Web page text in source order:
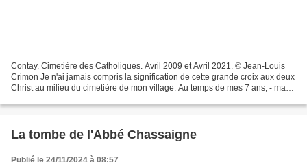
Contay. Cimetière des Catholiques. Avril 2009 et Avril 2021. © Jean-Louis
Crimon Je n'ai jamais compris la signification de cette grande croix aux deux
Christ au milieu du cimetière de mon village. Au temps de mes 7 ans, - ma
La tombe de l'Abbé Chassaigne
Publié le 24/11/2024 à 08:57